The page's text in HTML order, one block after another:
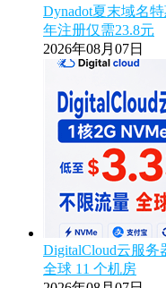
Dynadot夏末域名
年注册仅需23.8元
2026年08月07日
DigitalCloud云服
全球 11 个机房